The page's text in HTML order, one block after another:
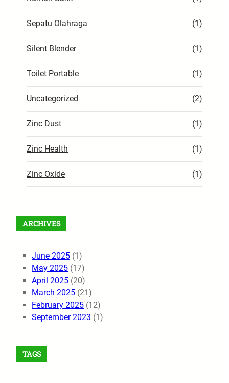
Sepatu Olahraga (1)
Silent Blender (1)
Toilet Portable (1)
Uncategorized (2)
Zinc Dust (1)
Zinc Health (1)
Zinc Oxide (1)
ARCHIVES
June 2025 (1)
May 2025 (17)
April 2025 (20)
March 2025 (21)
February 2025 (12)
September 2023 (1)
TAGS